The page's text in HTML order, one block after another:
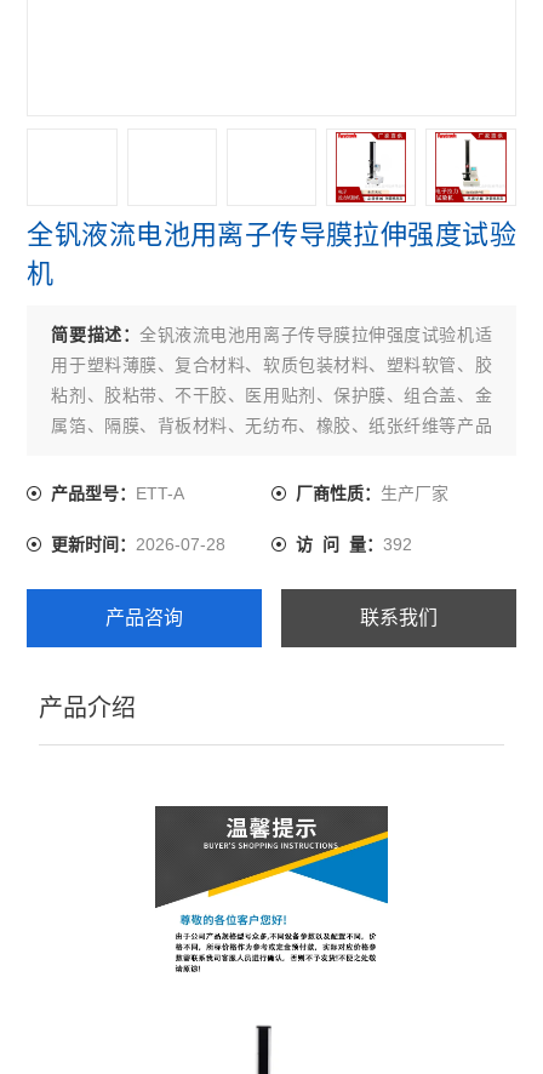
全钒液流电池用离子传导膜拉伸强度试验
机
简要描述：全钒液流电池用离子传导膜拉伸强度试验机适
用于塑料薄膜、复合材料、软质包装材料、塑料软管、胶
粘剂、胶粘带、不干胶、医用贴剂、保护膜、组合盖、金
属箔、隔膜、背板材料、无纺布、橡胶、纸张纤维等产品
力、低速解卷力、拨开力等性能测试。
产品型号： ETT-A 厂商性质： 生产厂家
更新时间：2026-07-28 访 问 量： 392
产品咨询 联系我们
产品介绍